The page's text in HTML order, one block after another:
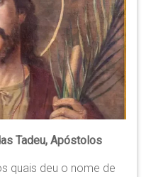
Tadeu, Apóstolos
quais deu o nome de